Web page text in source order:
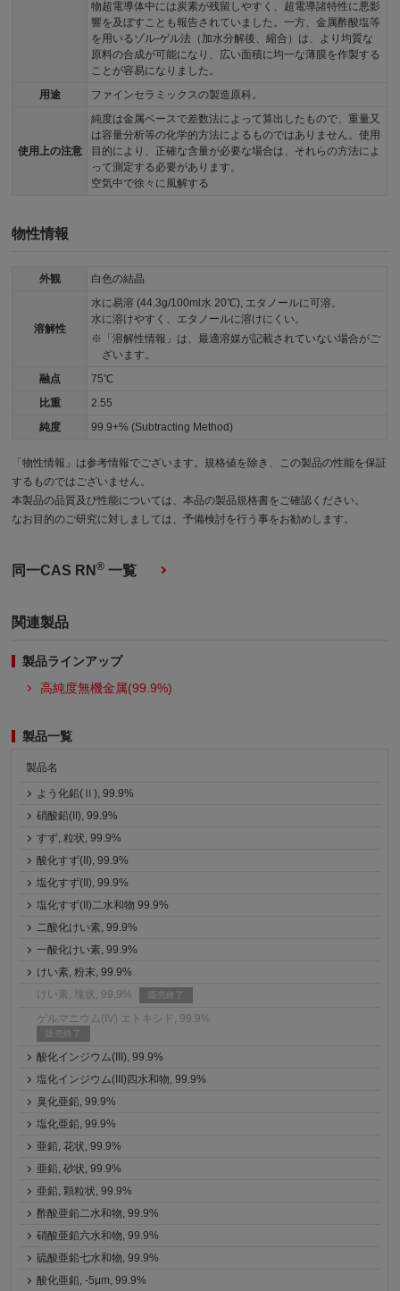
物超電導体中には炭素が残留しやすく、超電導諸特性に悪影
響を及ぼすことも報告されていました。一方、金属酢酸塩等
を用いるゾル-ゲル法（加水分解後、縮合）は、より均質な
原料の合成が可能になり、広い面積に均一な薄膜を作製する
ことが容易になりました。
用途
ファインセラミックスの製造原科。
使用上の注意
純度は金属ベースで差数法によって算出したもので、重量又
は容量分析等の化学的方法によるものではありません。使用
目的により、正確な含量が必要な場合は、それらの方法によ
って測定する必要があります。
空気中で徐々に風解する
物性情報
外観 白色の結晶
溶解性
水に易溶 (44.3g/100ml水 20℃), エタノールに可溶。
水に溶けやすく、エタノールに溶けにくい。
「溶解性情報」は、最適溶媒が記載されていない場合がご
ざいます。
融点
75℃
比重
2.55
純度
99.9+% (Subtracting Method)
「物性情報」は参考情報でございます。規格値を除き、この製品の性能を保証
するものではございません。
本製品の品質及び性能については、本品の製品規格書をご確認ください。
なお目的のご研究に対しましては、予備検討を行う事をお勧めします。
同一CAS RN® 一覧
関連製品
製品ラインアップ
高純度無機金属(99.9%)
製品一覧
製品名
よう化鉛(Ⅱ), 99.9%
硝酸鉛(II), 99.9%
すず, 粒状, 99.9%
酸化すず(II), 99.9%
塩化すず(II), 99.9%
塩化すず(II)二水和物 99.9%
二酸化けい素, 99.9%
一酸化けい素, 99.9%
けい素, 粉末, 99.9%
けい素, 塊状, 99,9%
販売終了
ゲルマニウム(IV) エトキシド, 99.9%
販売終了
酸化インジウム(III), 99.9%
塩化インジウム(III)四水和物, 99.9%
臭化亜鉛, 99.9%
塩化亜鉛, 99.9%
亜鉛, 花状, 99.9%
亜鉛, 砂状, 99.9%
亜鉛, 顆粒状, 99.9%
酢酸亜鉛二水和物, 99.9%
硝酸亜鉛六水和物, 99.9%
硫酸亜鉛七水和物, 99.9%
酸化亜鉛, -5μm, 99.9%